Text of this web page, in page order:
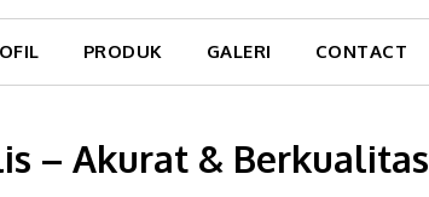
PRODUK GALERI CONTACT
– Akurat & Berkualitas